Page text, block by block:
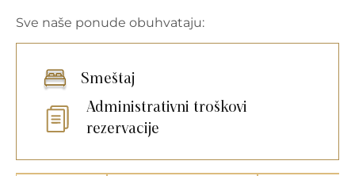
Sve naše ponude obuhvataju:
Smeštaj
Administrativni troškovi
rezervacije